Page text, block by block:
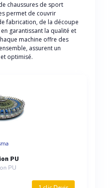
chaussures de sport
permet de couvrir
fabrication, de la découpe
garantissant la qualité et
machine offre des
assurent un
optimisé.
PU
PU